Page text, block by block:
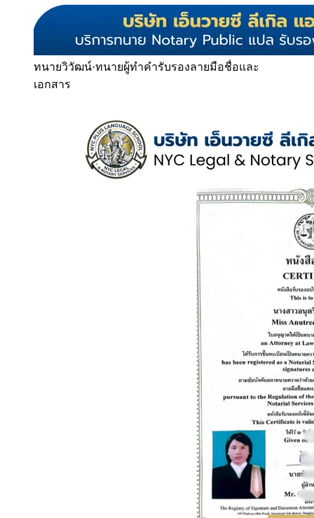
ทนายวิวัฒน์·ทนายผู้ทำคำรับรองลายมือชื่อและ
เอกสาร